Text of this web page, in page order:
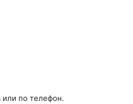
или по телефон.